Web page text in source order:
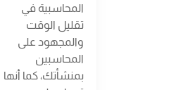
المحاسبية في
تقليل الوقت
والمجهود على
المحاسبين
بمنشأتك، كما أنها